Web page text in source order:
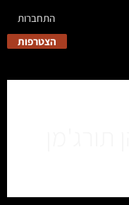
התחברות
הצטרפות